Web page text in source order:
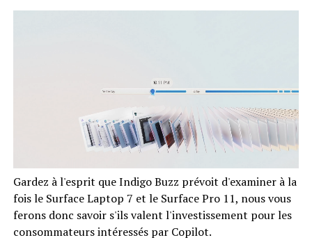
Gardez à l'esprit que Indigo Buzz prévoit d'examiner à la
fois le Surface Laptop 7 et le Surface Pro 11, nous vous
ferons donc savoir s'ils valent l'investissement pour les
consommateurs intéressés par Copilot.